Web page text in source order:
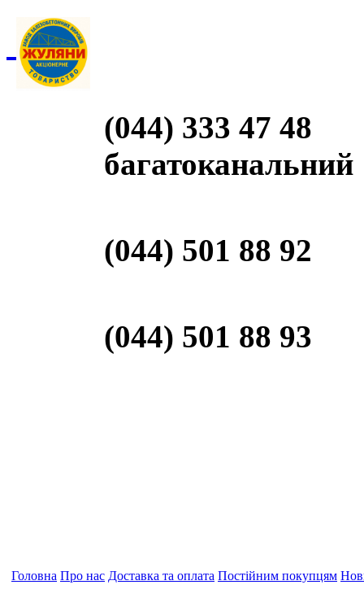
(044) 333 47 48
багатоканальний
(044) 501 88 92
(044) 501 88 93
Головна Про нас Доставка та оплата Постійним покупцям